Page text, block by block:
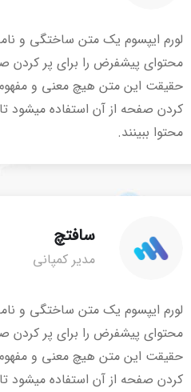
لورم ایپسوم یک متن ساختگی و
محتوای پیشفرض را برای پر کردن
حقیقت این متن هیچ معنی و
کردن صفحه از آن استفاده میشود
محتوا ببینند.
سافتچ
مدیر کمپانی
لورم ایپسوم یک متن ساختگی و
محتوای پیشفرض را برای پر کردن
حقیقت این متن هیچ معنی و
کردن صفحه از آن استفاده میشود